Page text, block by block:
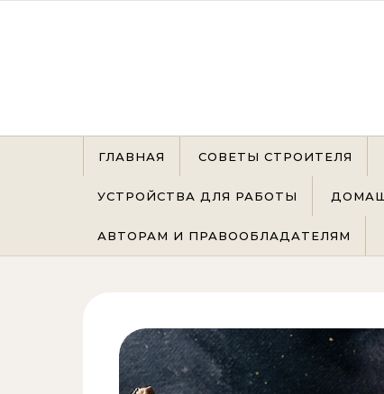
ГЛАВНАЯ СОВЕТЫ СТРОИТЕЛЯ
УСТРОЙСТВА ДЛЯ РАБОТЫ
АВТОРАМ И ПРАВООБЛАДАТЕЛЯМ